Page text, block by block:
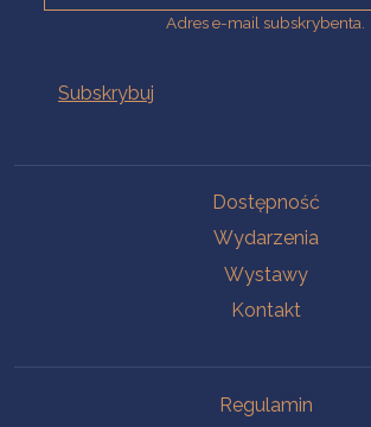
Adres e-mail subskrybenta.
Dostępność
Wydarzenia
Wystawy
Kontakt
Regulamin